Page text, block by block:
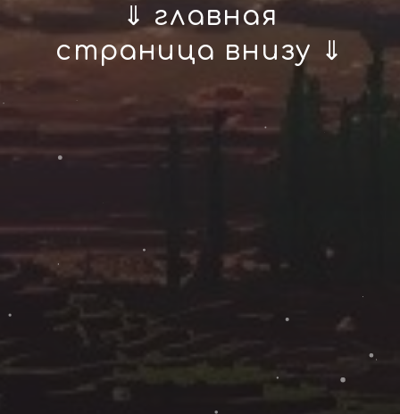
⇓ главная
страница внизу ⇓